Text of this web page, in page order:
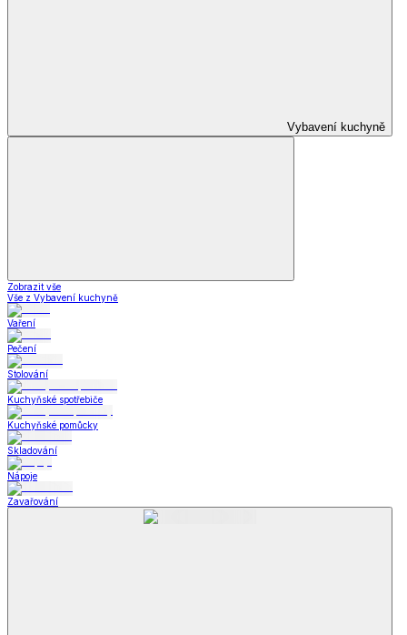
Vybavení kuchyně
Zobrazit vše
Vše z Vybavení kuchyně
Vaření
Pečení
Stolování
Kuchyňské spotřebiče
Kuchyňské pomůcky
Skladování
Nápoje
Zavařování